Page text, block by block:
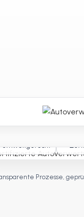
Prozesse,